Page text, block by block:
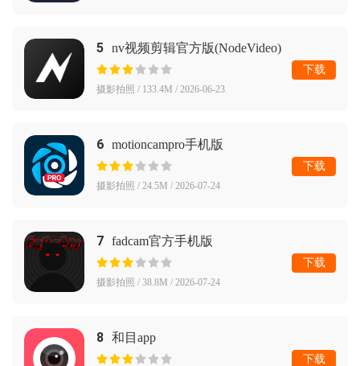
5 nv视频剪辑官方版(NodeVideo)
摄影拍照 / 133.4M / 2026-06-23
下载
6 motioncampro手机版
摄影拍照 / 24.5M / 2026-07-24
下载
7 fadcam官方手机版
摄影拍照 / 38.8M / 2026-07-24
下载
8 和目app
下载